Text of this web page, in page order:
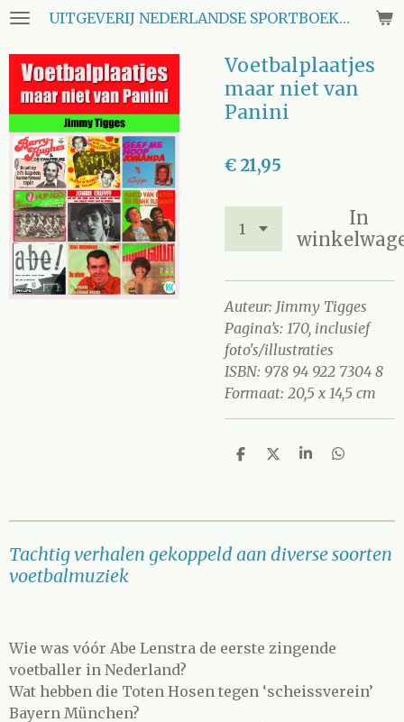
Ga
naar
de
hoofdinhoud
UITGEVERIJ NEDERLANDSE SPORTBOEKEN CLUB
Voetbalplaatjes
maar niet van
Panini
€ 21,95
In
Auteur: Jimmy Tigges
Pagina’s: 170, inclusief
foto's/illustraties
ISBN: 978 94 922 7304 8
Formaat: 20,5 x 14,5 cm
D
n
D
S
e
D
n
Tachtig verhalen gekoppeld aan diverse soorten
voetbalmuziek
Wie was vóór Abe Lenstra de eerste zingende
voetballer in Nederland?
Wat hebben die Toten Hosen tegen ‘scheissverein’
Bayern München?